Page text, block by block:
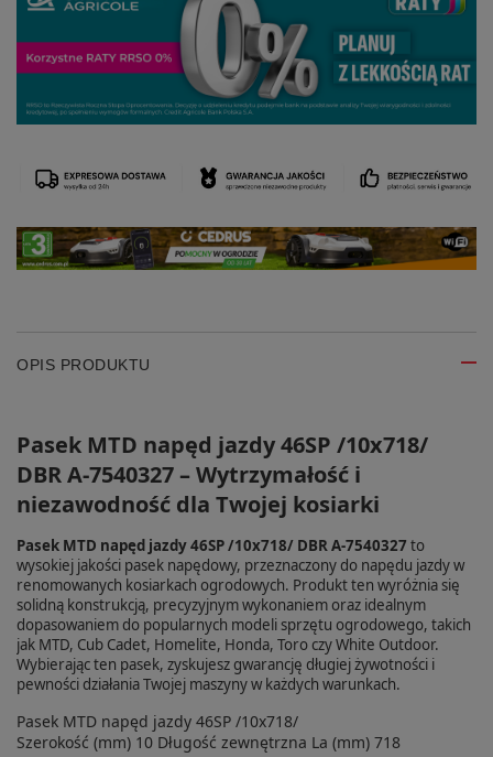
OPIS PRODUKTU
Pasek MTD napęd jazdy 46SP /10x718/
DBR A-7540327 – Wytrzymałość i
niezawodność dla Twojej kosiarki
Pasek MTD napęd jazdy 46SP /10x718/ DBR A-7540327 to
wysokiej jakości pasek napędowy, przeznaczony do napędu jazdy w
renomowanych kosiarkach ogrodowych. Produkt ten wyróżnia się
solidną konstrukcją, precyzyjnym wykonaniem oraz idealnym
dopasowaniem do popularnych modeli sprzętu ogrodowego, takich
jak MTD, Cub Cadet, Homelite, Honda, Toro czy White Outdoor.
Wybierając ten pasek, zyskujesz gwarancję długiej żywotności i
pewności działania Twojej maszyny w każdych warunkach.
Pasek MTD napęd jazdy 46SP /10x718/
Szerokość (mm) 10 Długość zewnętrzna La (mm) 718